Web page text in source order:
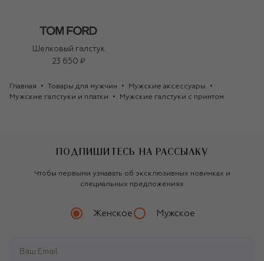
Шелковый галстук
23 650 ₽
Главная Товары для мужчин
Мужские аксессуары
Мужские галстуки и платки
Мужские галстуки с принтом
ПОДПИШИТЕСЬ НА РАССЫЛКУ
Чтобы первыми узнавать об эксклюзивных новинках и
специальных предложениях
Женское Мужское